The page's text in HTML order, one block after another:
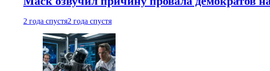
2 года спустя2 года спустя